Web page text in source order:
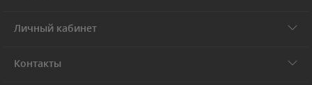
Личный кабинет
Контакты